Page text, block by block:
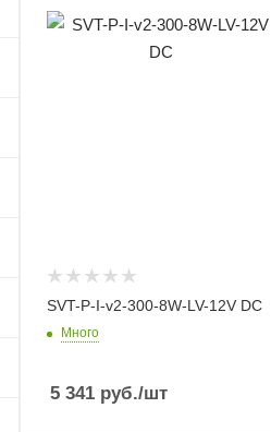
SVT-P-I-v2-300-8W-LV-12V DC
Много
5 341 руб./шт